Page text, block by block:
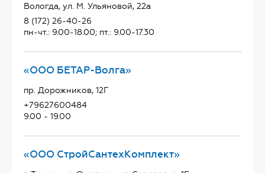
Вологда, ул. М. Ульяновой, 22а
8 (172) 26-40-26
пн-чт.: 9.00-18.00; пт.: 9.00-17.30
«ООО БЕТАР-Волга»
пр. Дорожников, 12Г
+79627600484
9.00 - 19.00
«ООО СтройСантехКомплект»